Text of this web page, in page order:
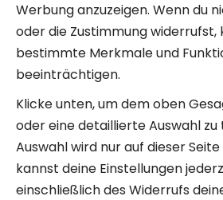
Werbung anzuzeigen. Wenn du
oder die Zustimmung widerrufst,
bestimmte Merkmale und
beeinträchtigen.
Klicke unten, um dem oben
oder eine detaillierte Auswahl
Auswahl wird nur auf dieser
kannst deine Einstellungen
einschließlich des Widerrufs
Alle Fruchtgummis
Toffees